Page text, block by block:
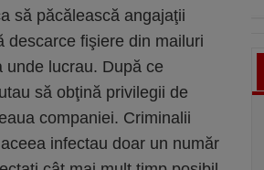
să păcălească angajaţii
descarce fişiere din mailuri
unde lucrau. După ce
să obţină privilegii de
companiei. Criminalii
infectau doar un număr